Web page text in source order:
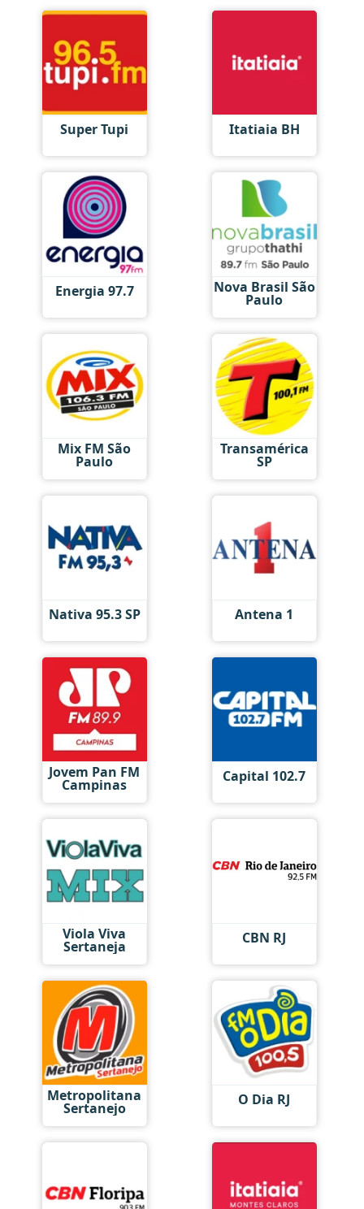
Super Tupi Itatiaia BH
Energia 97.7 Nova Brasil São
Paulo
Mix FM São
Paulo
Transamérica
SP
Nativa 95.3 SP Antena 1
Jovem Pan FM
Campinas Capital 102.7
Viola Viva
Sertaneja CBN RJ
Metropolitana
Sertanejo O Dia RJ